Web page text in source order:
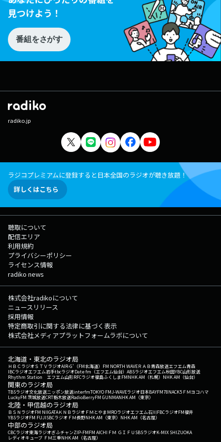
見つけよう！
番組をさがす
radiko.jp
ラジコプレミアムに登録すると日本全国のラジオが聴き放題！
詳しくはこちら
聴取について
配信エリア
利用規約
プライバシーポリシー
ライセンス情報
radiko news
株式会社radikoについて
ニュースリリース
採用情報
特定商取引に関する法律に基づく表示
株式会社メディアプラットフォームラボについて
北海道・東北のラジオ局
ＨＢＣラジオＳＴＶラジオAIR-G'（FM北海道） FM NORTH WAVEＲＡＢ青森放送エフエム青森
IBCラジオエフエム岩手tbcラジオDate fm（エフエム仙台） ABSラジオエフエム秋田YBC山形放送
Rhythm Station エフエム山形RFCラジオ福島ふくしまFMNHK AM（札幌） NHK AM（仙台）
関東のラジオ局
TBSラジオ文化放送ニッポン放送interfmTOKYO FMJ-WAVEラジオ日本BAYFM78NACK5 ＦＭヨコハマ
LuckyFM 茨城放送CRT栃木放送RadioBerryFM GUNMANHK AM（東京）
北陸・甲信越のラジオ局
ＢＳＮラジオFM NIIGATAＫＮＢラジオ ＦＭとやまMROラジオエフエム石川FBCラジオFM福井
YBSラジオFM FUJISBCラジオ ＦＭ長野NHK AM（東京） NHK AM（名古屋）
中部のラジオ局
CBCラジオ東海ラジオぎふチャンZIP-FMFM AICHI ＦＭ ＧＩＦＵ SBSラジオK-MIX SHIZUOKA
レディオキューブ ＦＭ三重NHK AM（名古屋）